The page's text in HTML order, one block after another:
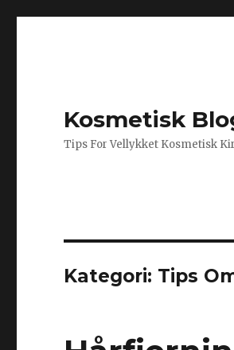
Kosmetisk
Tips For Vellykket Kosmetisk
Kategori: Tips